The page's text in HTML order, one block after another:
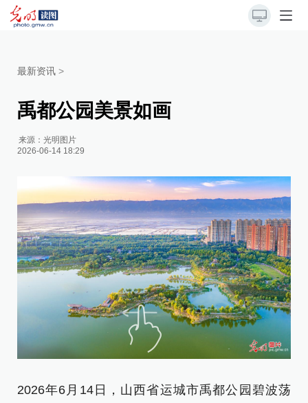
最新资讯 >
禹都公园美景如画
来源：光明图片
2026-06-14 18:29
2026年6月14日，山西省运城市禹都公园碧波荡